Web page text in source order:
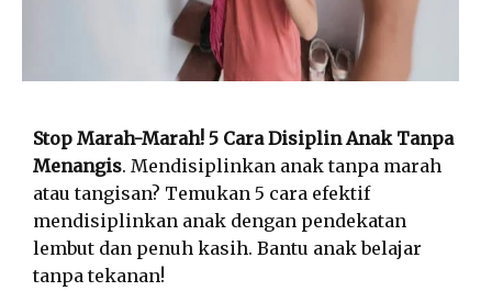
Stop Marah-Marah! 5 Cara Disiplin Anak Tanpa
Menangis. Mendisiplinkan anak tanpa marah
atau tangisan? Temukan 5 cara efektif
mendisiplinkan anak dengan pendekatan
lembut dan penuh kasih. Bantu anak belajar
tanpa tekanan!